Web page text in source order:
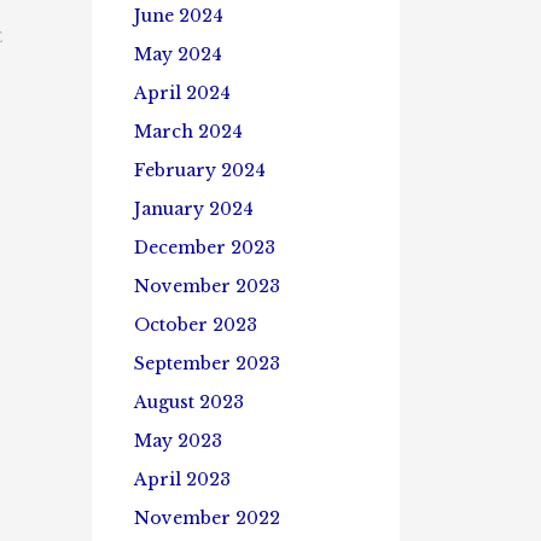
June 2024
May 2024
April 2024
March 2024
February 2024
January 2024
December 2023
November 2023
October 2023
September 2023
August 2023
May 2023
April 2023
November 2022